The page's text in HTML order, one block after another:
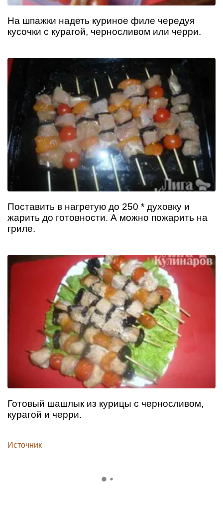
На шпажки надеть куриное филе чередуя
кусочки с курагой, черносливом или черри.
Поставить в нагретую до 250 * духовку и
жарить до готовности. А можно пожарить на
гриле.
Готовый шашлык из курицы с черносливом,
курагой и черри.
Источник